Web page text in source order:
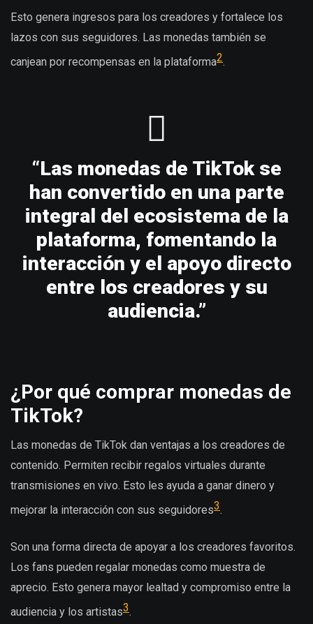
Esto genera ingresos para los creadores y fortalece los
lazos con sus seguidores. Las monedas también se
canjean por recompensas en la plataforma2.
“Las monedas de TikTok se
han convertido en una parte
integral del ecosistema de la
plataforma, fomentando la
interacción y el apoyo directo
entre los creadores y su
audiencia.”
¿Por qué comprar monedas de
TikTok?
Las monedas de TikTok dan ventajas a los creadores de
contenido. Permiten recibir regalos virtuales durante
transmisiones en vivo. Esto les ayuda a ganar dinero y
mejorar la interacción con sus seguidores3.
Son una forma directa de apoyar a los creadores favoritos.
Los fans pueden regalar monedas como muestra de
aprecio. Esto genera mayor lealtad y compromiso entre la
audiencia y los artistas3.